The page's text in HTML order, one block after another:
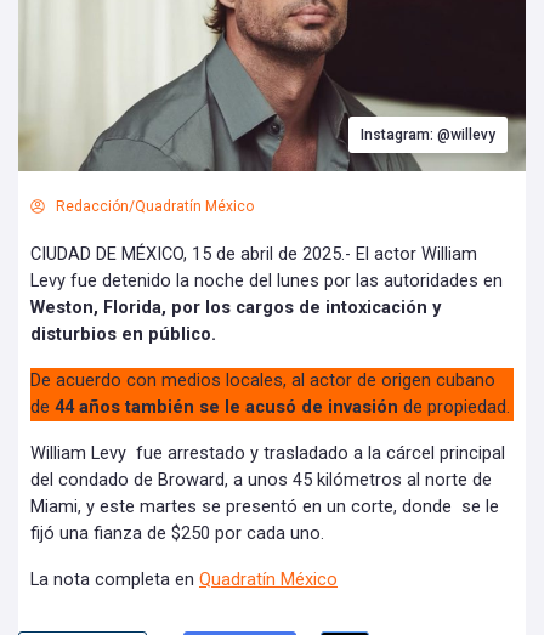
Instagram: @willevy
Redacción/Quadratín México
CIUDAD DE MÉXICO, 15 de abril de 2025.- El actor William
Levy fue detenido la noche del lunes por las autoridades en
Weston, Florida, por los cargos de intoxicación y
disturbios en público.
De acuerdo con medios locales, al actor de origen cubano
de 44 años también se le acusó de invasión de propiedad.
William Levy fue arrestado y trasladado a la cárcel principal
del condado de Broward, a unos 45 kilómetros al norte de
Miami, y este martes se presentó en un corte, donde se le
fijó una fianza de $250 por cada uno.
La nota completa en Quadratín México